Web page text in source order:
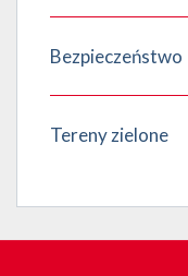
Bezpieczeństwo
Tereny zielone